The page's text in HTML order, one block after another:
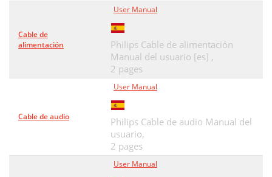
Cable de
alimentación
User Manual
Philips Cable de alimentación
Manual del usuario [es] ,
2 pages
Cable de audio
User Manual
Philips Cable de audio Manual del
usuario,
2 pages
User Manual